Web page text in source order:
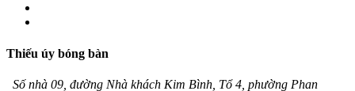
Thiếu úy bóng bàn
Số nhà 09, đường Nhà khách Kim Bình, Tổ 4, phường Phan